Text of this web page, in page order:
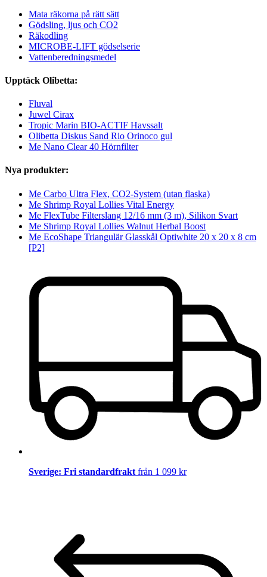
Mata räkorna på rätt sätt
Gödsling, ljus och CO2
Räkodling
MICROBE-LIFT gödselserie
Vattenberedningsmedel
Upptäck Olibetta:
Fluval
Juwel Cirax
Tropic Marin BIO-ACTIF Havssalt
Olibetta Diskus Sand Rio Orinoco gul
Me Nano Clear 40 Hörnfilter
Nya produkter:
Me Carbo Ultra Flex, CO2-System (utan flaska)
Me Shrimp Royal Lollies Vital Energy
Me FlexTube Filterslang 12/16 mm (3 m), Silikon Svart
Me Shrimp Royal Lollies Walnut Herbal Boost
Me EcoShape Triangulär Glasskål Optiwhite 20 x 20 x 8 cm
[P2]
Sverige: Fri standardfrakt från 1 099 kr